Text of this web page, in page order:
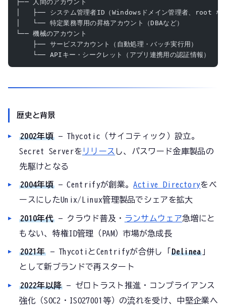
├── 人間のアカウント
│   ├── システム管理者ID（Windowsドメイン管理者、root な
│   └── 特定業務専用の昇格アカウント（DBAなど）
└── 機械のアカウント
    ├── サービスアカウント（自動処理・バッチ実行用）
    └── APIキー・シークレット（アプリ連携用の認証情報）
歴史と背景
2002年頃— Thycotic（サイコティック）設立。
Secret Serverを リリース し、パスワード金庫製品の
先駆けとなる
2004年頃— Centrifyが創業。Active Directoryをベ
ースにしたUnix/Linux管理製品でシェアを拡大
2010年代— クラウド普及・ ランサムウェア急増にと
もない、特権ID管理（PAM）市場が急成長
2021年 — ThycotiとCentrifyが合併し「 Delinea 」
として新ブランドで再スタート
2022年以降— ゼロトラスト推進・コンプライアンス
強化（SOC2・ISO27001等）の流れを受け、中堅企業へ